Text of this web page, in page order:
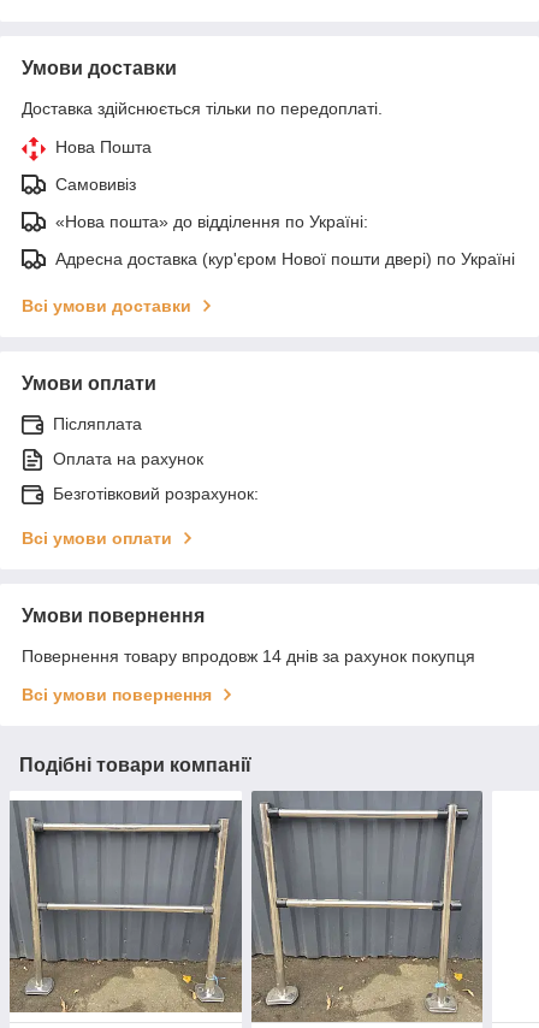
Умови доставки
Доставка здійснюється тільки по передоплаті.
Нова Пошта
Самовивіз
«Нова пошта» до відділення по Україні:
Адресна доставка (кур'єром Нової пошти двері) по Україні
Всі умови доставки
Умови оплати
Післяплата
Оплата на рахунок
Безготівковий розрахунок:
Всі умови оплати
Умови повернення
Повернення товару впродовж 14 днів за рахунок покупця
Всі умови повернення
Подібні товари компанії